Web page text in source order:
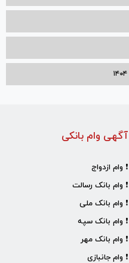
آگهی وام بانکی
❗ وام ازدواج
❗ وام بانک رسالت
❗ وام بانک ملی
❗ وام بانک سپه
❗ وام بانک مهر
❗ وام جانبازی